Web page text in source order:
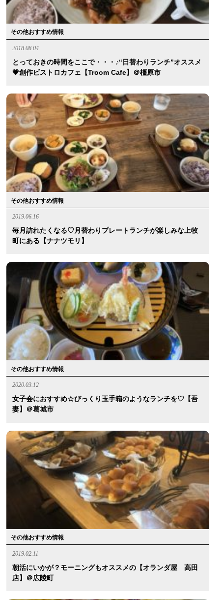
その他おすすめ情報
2018.08.04
とっておきの時間をここで・・・♪“日替わりランチ”オススメ
💗創作ビストロカフェ【Troom Cafe】＠橿原市
その他おすすめ情報
2019.06.16
毎月訪れたくなる♡月替わりプレートランチが楽しみな上牧
町にある【ナナツモリ】
その他おすすめ情報
2020.03.12
女子会におすすめ☆びっくり玉手箱のようなランチを♡【吾
妻】＠葛城市
その他おすすめ情報
2019.02.11
朝活にいかが？モーニングもオススメの【オランダ屋 高田
店】＠広陵町